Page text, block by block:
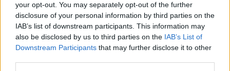
your opt-out. You may separately opt-out of the further
disclosure of your personal information by third parties on the
IAB’s list of downstream participants. This information may
also be disclosed by us to third parties on the IAB’s List of
Downstream Participants that may further disclose it to other